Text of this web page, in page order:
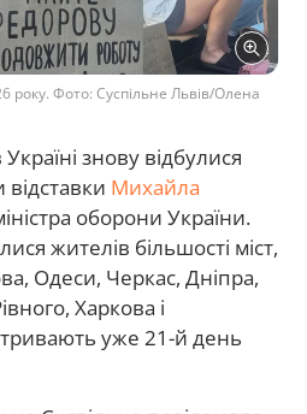
року. Фото: Суспільне Львів/Олена
знову відбулися
відставки Михайла
оборони України.
жителів більшості міст,
Одеси, Черкас, Дніпра,
Харкова і
уже 21-й день